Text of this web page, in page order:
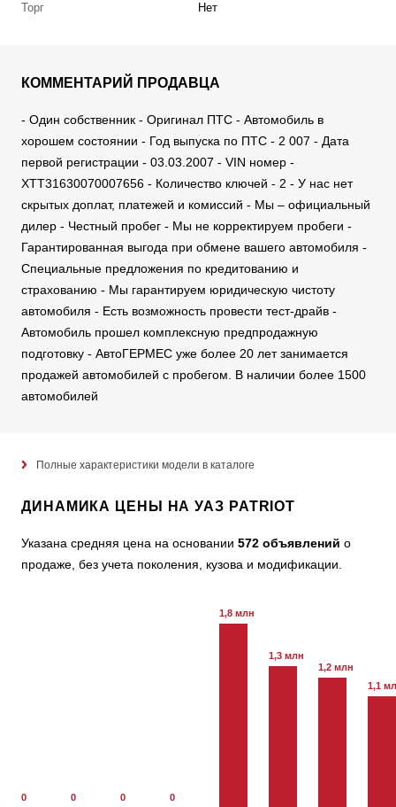
Торг
Нет
КОММЕНТАРИЙ ПРОДАВЦА
- Один собственник - Оригинал ПТС - Автомобиль в
хорошем состоянии - Год выпуска по ПТС - 2 007 - Дата
первой регистрации - 03.03.2007 - VIN номер -
XTT31630070007656 - Количество ключей - 2 - У нас нет
скрытых доплат, платежей и комиссий - Мы – официальный
дилер - Честный пробег - Мы не корректируем пробеги -
Гарантированная выгода при обмене вашего автомобиля -
Специальные предложения по кредитованию и
страхованию - Мы гарантируем юридическую чистоту
автомобиля - Есть возможность провести тест-драйв -
Автомобиль прошел комплексную предпродажную
подготовку - АвтоГЕРМЕС уже более 20 лет занимается
продажей автомобилей с пробегом. В наличии более 1500
автомобилей
Полные характеристики модели в каталоге
ДИНАМИКА ЦЕНЫ НА УАЗ PATRIOT
Указана средняя цена на основании 572 объявлений о
продаже, без учета поколения, кузова и модификации.
0 0 0 0
1,8 млн
1,3 млн
1,2 млн
1,1